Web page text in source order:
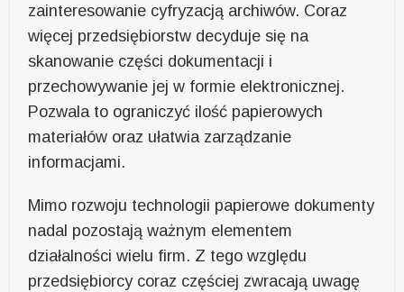
zainteresowanie cyfryzacją archiwów. Coraz
więcej przedsiębiorstw decyduje się na
skanowanie części dokumentacji i
przechowywanie jej w formie elektronicznej.
Pozwala to ograniczyć ilość papierowych
materiałów oraz ułatwia zarządzanie
informacjami.
Mimo rozwoju technologii papierowe dokumenty
nadal pozostają ważnym elementem
działalności wielu firm. Z tego względu
przedsiębiorcy coraz częściej zwracają uwagę